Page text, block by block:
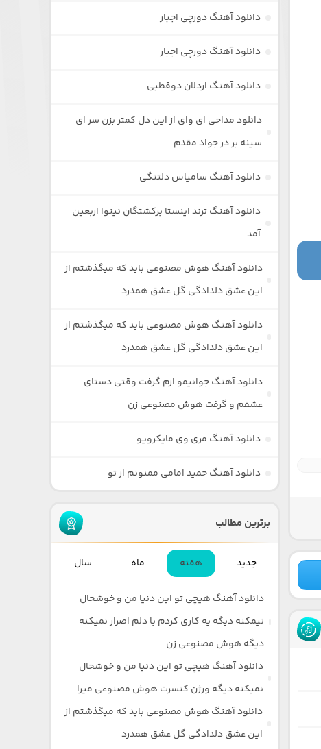
دانلود آهنگ دورچی اجبار
دانلود آهنگ دورچی اجبار
دانلود آهنگ اردلان دوقطبی
دانلود مداحی ای وای از این دل کمتر بزن سر ای
سینه بر در جواد مقدم
دانلود آهنگ سامیاس دلتنگی
دانلود آهنگ ترند اینستا برکشتگان نینوا اربعین
آمد
دانلود آهنگ هوش مصنوعی باید که میگذشتم از
این عشق دلدادگی گل عشق همدرد
دانلود آهنگ هوش مصنوعی باید که میگذشتم از
این عشق دلدادگی گل عشق همدرد
دانلود آهنگ جوانیمو ازم گرفت وقتی دستای
عشقم و گرفت هوش مصنوعی زن
دانلود آهنگ مری وی مایکرویو
دانلود آهنگ حمید امامی ممنونم از تو
برترین مطالب
جدید هفته ماه سال
دانلود آهنگ هیچی تو این دنیا من و خوشحال
نیمکنه دیگه یه کاری کردم با دلم اصرار نمیکنه
دیگه هوش مصنوعی زن
دانلود آهنگ هیچی تو این دنیا من و خوشحال
نمیکنه دیگه ورژن کنسرت هوش مصنوعی میرا
دانلود آهنگ هوش مصنوعی باید که میگذشتم از
این عشق دلدادگی گل عشق همدرد